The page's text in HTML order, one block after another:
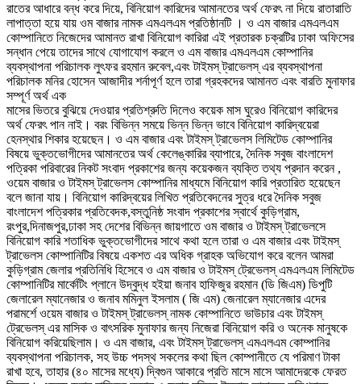
রাতের আধারে বন্ধ করে দিয়ে, বিনিয়োগ কারিদের আমানতের অর্থ ফেরৎ না দিয়ে রাতারাতি
লাপাত্তা হয়ে যায় ওম বাজার নামক এমএলএম প্রতিষ্ঠানটি । ও এম বাজার এমএলএম
কোম্পানিতে নিজেদের আমানত রাখা বিনিয়োগ কারিরা এই প্রতারক চক্রটির ঢাকা অফিসের
সন্ধান পেয়ে তাদের সাথে যোগাযোগ করলে ও এম বাজার এমএলএম কোম্পানির
ব্যবস্থাপনা পরিচালক লুৎফর রহমান রুবেল,এবং টাইমস্ ট্রাভেলস্ এর ব্যবস্থাপনা
পরিচালক মনির হোসেন আজাদীর শর্নাপূর্ণ হলে তারা গ্রহকদের আমানত এবং বারতি মুনাফার
সম্পূর্ণ অর্থ এক
মাসের ভিতরে বুঝিয়ে দেওয়ার প্রতিশ্রুতি দিলেও কয়েক মাস ঘুরেও বিনিয়োগ কারিদের
অর্থ ফেরৎ পান নাই। বরং বিভিন্ন সময়ে ভিন্ন ভিন্ন ভাবে বিনিয়োগ কারিদ্বয়েরা
হেনস্থার শিকার হয়েছেন। ও এম বাজার এবং টাইমস্ ট্রাভেলস লিমিটেড কোম্পানির
বিষয়ে ভুক্তভোগীদের আমানতের অর্থ কেলেঙ্কারির ব্যাপারে, দৈনিক সবুজ বাংলাদেশ
পত্রিকা পরিবারের নিকট সংবাদ প্রকাশের জন্য কয়েকজন ব্যক্তি তথ্য প্রদান করেন ,
ওয়েম বাজার ও টাইমস্ ট্রাভেলস কোম্পানির মাধ্যমে বিনিয়োগ কারি প্রতারিত হয়েছেন
বলে জানা যায়। বিনিয়োগ কারিদ্বয়ের লিখিত প্রতিবেদনের সুত্র ধরে দৈনিক সবুজ
বাংলাদেশ পত্রিকার প্রতিবেদক,বস্তুনিষ্ঠ সংবাদ প্রকাশের স্বার্থে কুড়িগ্রাম,
রংপুর,দিনাজপুর,ঢাকা সহ দেশের বিভিন্ন জায়গাতে ওম বাজার ও টাইমস্ ট্রাভেলসে
বিনিয়োগ কারি শতাধিক ভুক্তভোগীদের সাথে কথা হলে তারা ও এম বাজার এবং টাইমস্
ট্রাভেলস কোম্পানিটির বিষয়ে একশত এর অধিক গ্রাহক অভিযোগ করে বলেন আমরা
কুড়িগ্রাম জেলার প্রতিনিধি হিসেবে ও এম বাজার ও টাইমস্ ট্রেভেলস্ এমএলএম লিমিটেড
কোম্পানিটির মার্কেটিং প্লানে উদ্বুদ্ধ হইয়া জনাব হাফিজুর রহমান (ডি জিএম) ডিপুটি
জেলারেল ম্যানেজার ও জনাব মমিনুল ইসলাম ( জি এম) জেনারেল ম্যানেজার এদের
পরামর্শে ওয়েম বাজার ও টাইমস্ ট্রাভেলস্ নামক কোম্পানিতে ভাউচার এবং টাইমস্
ট্রেভেলস্ এর মাসিক ও বাৎসরিক মুনাফার জন্য নিজেরা বিনিয়োগ করি ও অনেক মানুষকে
বিনিয়োগ করিয়েছিলাম। ও এম বাজার, এবং টাইমস্ ট্রাভেলস্ এমএলএম কোম্পানির
ব্যবস্থাপনা পরিচালক, সহ উচ্চ পদস্থ সকলের কথা ছিল কোম্পানীতে যে পরিমাণ টাকা
রাখা হবে, তাহার (৪০ মাসের মধ্যে) দ্বিগুন আকারে প্রতি মাসে মাসে আমাদেরকে ফেরত